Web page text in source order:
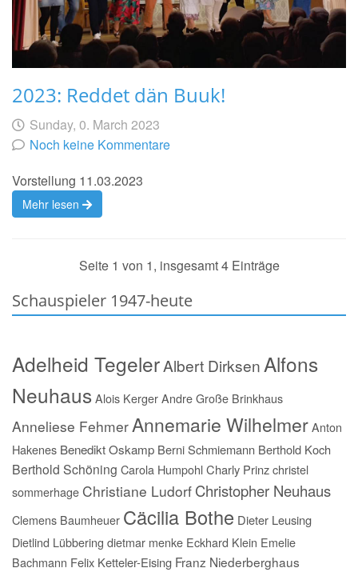
2023: Reddet dän Buuk!
Geschrieben
von
am Sunday, 0. March 2023
Noch keine Kommentare
Vorstellung 11.03.2023
Mehr lesen
Seite 1 von 1, insgesamt 4 Einträge
Schauspieler 1947-heute
Adelheid TegelerAlbert DirksenAlfons
Neuhaus Alois KergerAndre Große Brinkhaus
Anneliese FehmerAnnemarie WilhelmerAnton
Hakenes Benedikt Oskamp Berni Schmiemann Berthold Koch
Berthold Schöning Carola HumpohlCharly Prinzchristel
sommerhage Christiane Ludorf Christopher Neuhaus
Clemens Baumheuer Cäcilia Bothe Dieter Leusing
Dietlind Lübbering dietmar menke Eckhard Klein Emelie
Bachmann Felix Ketteler-Eising Franz Niederberghaus